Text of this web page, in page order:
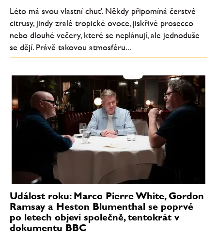
Léto má svou vlastní chuť. Někdy připomíná čerstvé
citrusy, jindy zralé tropické ovoce, jiskřivé prosecco
nebo dlouhé večery, které se neplánují, ale jednoduše
se dějí. Právě takovou atmosféru...
Událost roku: Marco Pierre White, Gordon
Ramsay a Heston Blumenthal se poprvé
po letech objeví společně, tentokrát v
dokumentu BBC